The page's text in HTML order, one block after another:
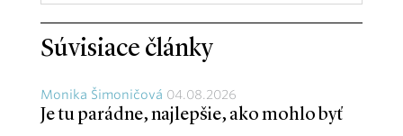
Súvisiace články
Monika Šimoničová 04.08.2026
Je tu parádne, najlepšie, ako mohlo byť